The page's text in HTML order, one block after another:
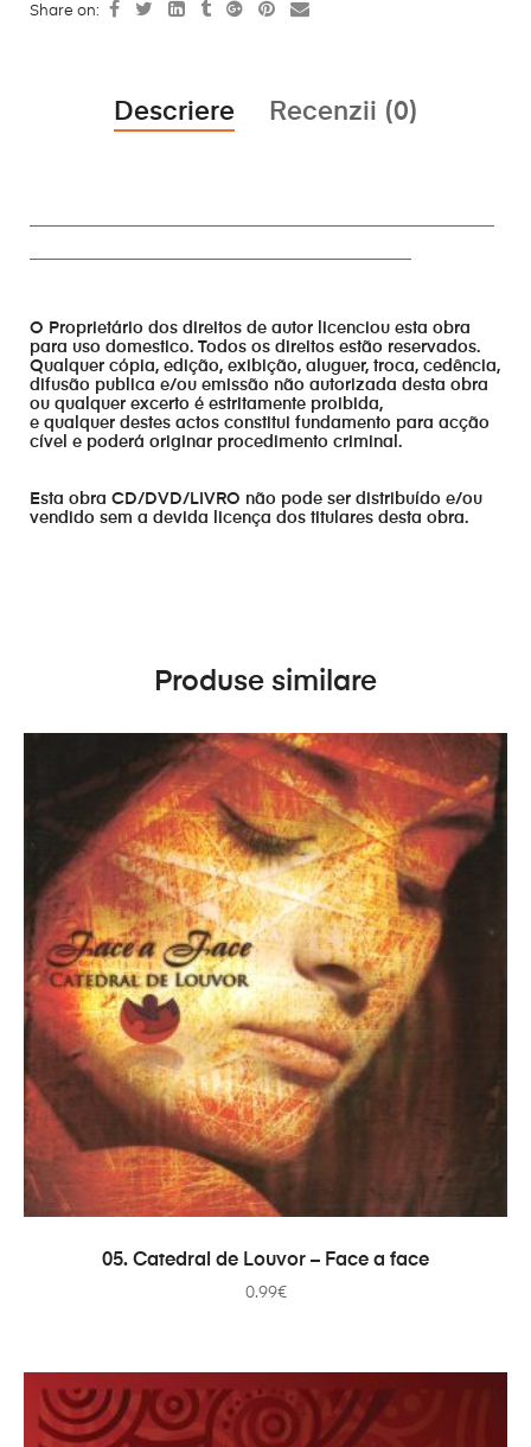
Share on:
Descriere Recenzii (0)
O Proprietário dos direitos de autor licenciou esta obra
para uso domestico. Todos os direitos estão reservados.
Qualquer cópia, edição, exibição, aluguer, troca, cedência,
difusão publica e/ou emissão não autorizada desta obra
ou qualquer excerto é estritamente proibida,
e qualquer destes actos constitui fundamento para acção
cível e poderá originar procedimento criminal.
Esta obra CD/DVD/LIVRO não pode ser distribuído e/ou
vendido sem a devida licença dos titulares desta obra.
Produse similare
ADAUGĂ ÎN COȘ
05. Catedral de Louvor – Face a face
0.99€